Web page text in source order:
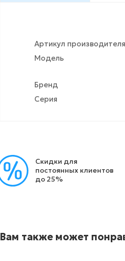
Артикул производителя
Модель
Бренд
Серия
Скидки для
постоянных клиентов
до 25%
Вам также может